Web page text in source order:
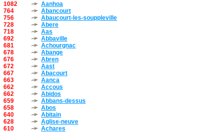
1082
Aanhoa
764
Abancourt
756
Abaucourt-les-souppleville
728
Abere
718
Aas
692
Abbaville
681
Achourgnac
678
Abange
676
Abren
672
Aast
667
Abacourt
663
Aanca
662
Accous
662
Abidos
659
Abbans-dessus
658
Abos
640
Abitain
628
Aglise-neuve
610
Achares